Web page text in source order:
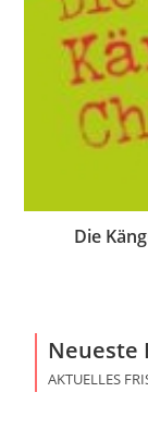
Die
Neueste
AKTUELLES